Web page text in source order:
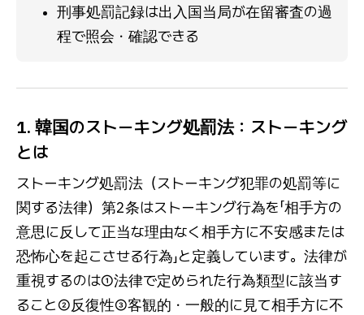
刑事処罰記録は出入国当局が在留審査の過
程で照会・確認できる
1. 韓国のストーキング処罰法：ストーキング
とは
ストーキング処罰法（ストーキング犯罪の処罰等に
関する法律）第2条はストーキング行為を「相手方の
意思に反して正当な理由なく相手方に不安感または
恐怖心を起こさせる行為」と定義しています。法律が
重視するのは①法律で定められた行為類型に該当す
ること②反復性③客観的・一般的に見て相手方に不